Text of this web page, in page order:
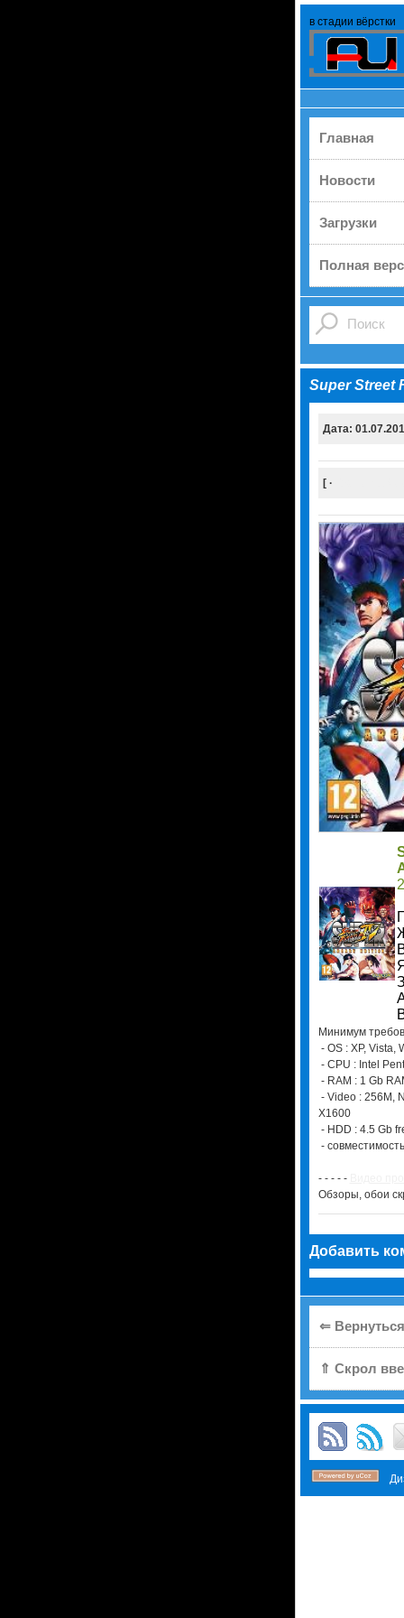
в стадии вёрстки
Главная
Новости
Загрузки
Полная
Super Street
Дата:
[ ·
Минимум
- OS : XP, Vista,
- CPU : Intel
- RAM : 1 Gb
- Video : 256M,
X1600
- HDD : 4.5 Gb
-
- - - - -
Обзоры, обои
Добавить
⇐
⇑ Скрол